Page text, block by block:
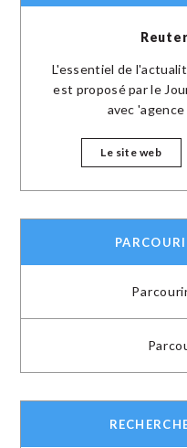
L'essentiel de
est proposé par le
avec
Le site web